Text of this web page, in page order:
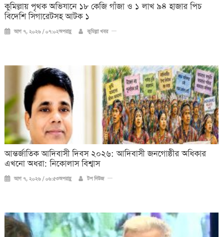
কুমিল্লায় পৃথক অভিযানে ১৮ কেজি গাঁজা ও ১ লাখ ৯৪ হাজার পিচ
বিদেশি সিগারেটসহ আটক ১
আগ ৭, ২০২৬ / ০৭:০২অপরাহ্ণ কুমিল্লা খবর
আন্তর্জাতিক আদিবাসী দিবস ২০২৬: আদিবাসী জনগোষ্ঠীর অধিকার
এখনো অধরা: নিকোলাস বিশ্বাস
আগ ৭, ২০২৬ / ০৬:৫৩অপরাহ্ণ টপ নিউজ